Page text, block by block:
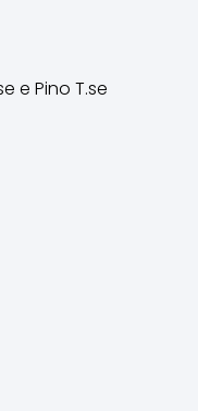
e Pino T.se